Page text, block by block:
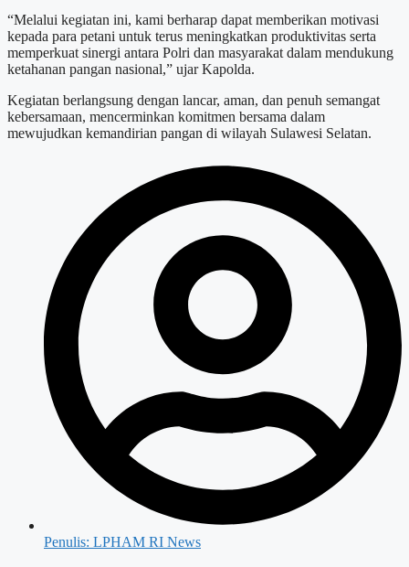
“Melalui kegiatan ini, kami berharap dapat memberikan motivasi
kepada para petani untuk terus meningkatkan produktivitas serta
memperkuat sinergi antara Polri dan masyarakat dalam mendukung
ketahanan pangan nasional,” ujar Kapolda.
Kegiatan berlangsung dengan lancar, aman, dan penuh semangat
kebersamaan, mencerminkan komitmen bersama dalam
mewujudkan kemandirian pangan di wilayah Sulawesi Selatan.
Penulis: LPHAM RI News